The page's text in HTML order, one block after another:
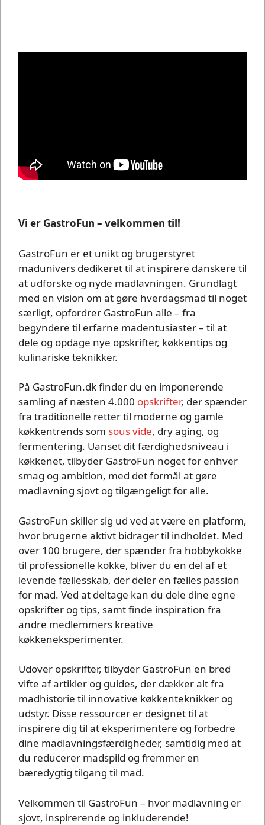
Vi er GastroFun – velkommen til!
GastroFun er et unikt og brugerstyret
madunivers dedikeret til at inspirere danskere til
at udforske og nyde madlavningen. Grundlagt
med en vision om at gøre hverdagsmad til noget
særligt, opfordrer GastroFun alle – fra
begyndere til erfarne madentusiaster – til at
dele og opdage nye opskrifter, køkkentips og
kulinariske teknikker.
På GastroFun.dk finder du en imponerende
samling af næsten 4.000 opskrifter, der spænder
fra traditionelle retter til moderne og gamle
køkkentrends som sous vide, dry aging, og
fermentering. Uanset dit færdighedsniveau i
køkkenet, tilbyder GastroFun noget for enhver
smag og ambition, med det formål at gøre
madlavning sjovt og tilgængeligt for alle.
GastroFun skiller sig ud ved at være en platform,
hvor brugerne aktivt bidrager til indholdet. Med
over 100 brugere, der spænder fra hobbykokke
til professionelle kokke, bliver du en del af et
levende fællesskab, der deler en fælles passion
for mad. Ved at deltage kan du dele dine egne
opskrifter og tips, samt finde inspiration fra
andre medlemmers kreative
køkkeneksperimenter.
Udover opskrifter, tilbyder GastroFun en bred
vifte af artikler og guides, der dækker alt fra
madhistorie til innovative køkkenteknikker og
udstyr. Disse ressourcer er designet til at
inspirere dig til at eksperimentere og forbedre
dine madlavningsfærdigheder, samtidig med at
du reducerer madspild og fremmer en
bæredygtig tilgang til mad.
Velkommen til GastroFun – hvor madlavning er
sjovt, inspirerende og inkluderende!